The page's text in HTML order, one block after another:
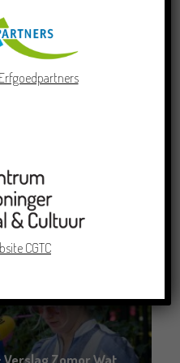
Schriefwedstried
Zomor Wat
CGTC